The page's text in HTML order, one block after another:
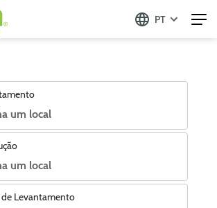
PT
de Levantamento